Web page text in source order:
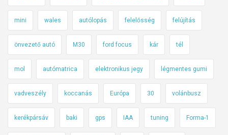
mini wales autólopás felelősség felújítás
önvezető autó M30 ford focus kár tél
mol autómatrica elektronikus jegy légmentes gumi
vadveszély koccanás Európa 30 volánbusz
kerékpársáv baki gps IAA tuning Forma-1